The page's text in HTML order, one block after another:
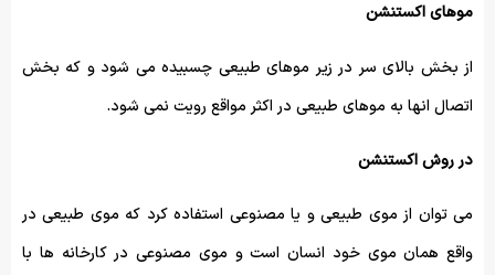
موهای اکستنشن
از بخش بالای سر در زیر موهای طبیعی چسبیده می شود و که بخش
اتصال انها به موهای طبیعی در اکثر مواقع رویت نمی شود.
در روش اکستنشن
می توان از موی طبیعی و یا مصنوعی استفاده کرد که موی طبیعی در
واقع همان موی خود انسان است و موی مصنوعی در کارخانه ها با